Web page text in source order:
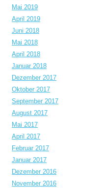
Mai 2019
April 2019
Juni 2018
Mai 2018
April 2018
Januar 2018
Dezember 2017
Oktober 2017
September 2017
August 2017
Mai 2017
April 2017
Februar 2017
Januar 2017
Dezember 2016
November 2016